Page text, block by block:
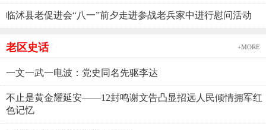
临沭县老促进会“八一”前夕走进参战老兵家中进行慰问活动
老区史话 +MORE
一文一武一电波：党史同名先驱李达
不止是黄金耀延安——12封鸣谢文告凸显招远人民倾情拥军红
色记忆